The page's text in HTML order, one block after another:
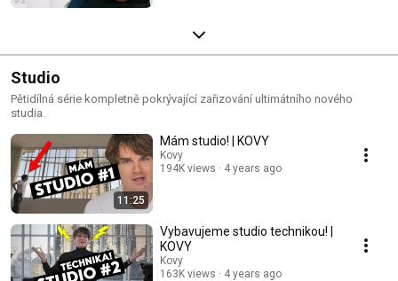
Studio
Pětidílná série kompletně pokrývající zařizování ultimátního nového
studia.
11:25
Mám studio! | KOVY
Kovy
194K views
4 years ago
Vybavujeme studio technikou! |
KOVY
Kovy
163K views
4 years ago